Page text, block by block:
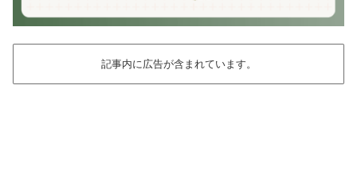
記事内に広告が含まれています。